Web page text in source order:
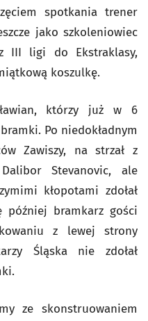
spotkania trener
jako szkoleniowiec
z III ligi do Ekstraklasy,
koszulkę.
którzy już w 6
Po niedokładnym
Zawiszy, na strzał z
Stevanovic, ale
kłopotami zdołał
bramkarz gości
z lewej strony
Śląska nie zdołał
ze skonstruowaniem